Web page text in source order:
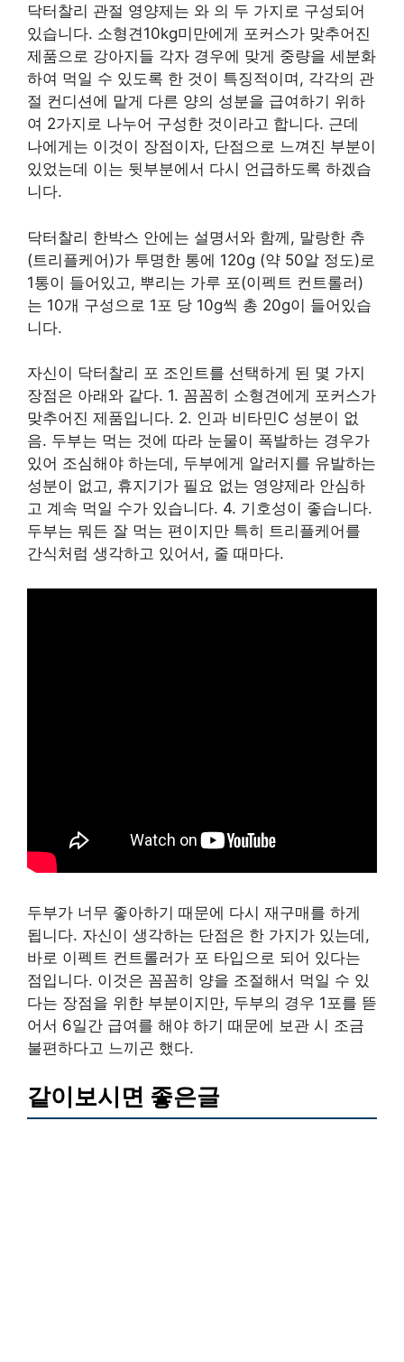
닥터찰리 관절 영양제는 와 의 두 가지로 구성되어
있습니다. 소형견10kg미만에게 포커스가 맞추어진
제품으로 강아지들 각자 경우에 맞게 중량을 세분화
하여 먹일 수 있도록 한 것이 특징적이며, 각각의 관
절 컨디션에 맡게 다른 양의 성분을 급여하기 위하
여 2가지로 나누어 구성한 것이라고 합니다. 근데
나에게는 이것이 장점이자, 단점으로 느껴진 부분이
있었는데 이는 뒷부분에서 다시 언급하도록 하겠습
니다.
닥터찰리 한박스 안에는 설명서와 함께, 말랑한 츄
(트리플케어)가 투명한 통에 120g (약 50알 정도)로
1통이 들어있고, 뿌리는 가루 포(이펙트 컨트롤러)
는 10개 구성으로 1포 당 10g씩 총 20g이 들어있습
니다.
자신이 닥터찰리 포 조인트를 선택하게 된 몇 가지
장점은 아래와 같다. 1. 꼼꼼히 소형견에게 포커스가
맞추어진 제품입니다. 2. 인과 비타민C 성분이 없
음. 두부는 먹는 것에 따라 눈물이 폭발하는 경우가
있어 조심해야 하는데, 두부에게 알러지를 유발하는
성분이 없고, 휴지기가 필요 없는 영양제라 안심하
고 계속 먹일 수가 있습니다. 4. 기호성이 좋습니다.
두부는 뭐든 잘 먹는 편이지만 특히 트리플케어를
간식처럼 생각하고 있어서, 줄 때마다.
두부가 너무 좋아하기 때문에 다시 재구매를 하게
됩니다. 자신이 생각하는 단점은 한 가지가 있는데,
바로 이펙트 컨트롤러가 포 타입으로 되어 있다는
점입니다. 이것은 꼼꼼히 양을 조절해서 먹일 수 있
다는 장점을 위한 부분이지만, 두부의 경우 1포를 뜯
어서 6일간 급여를 해야 하기 때문에 보관 시 조금
불편하다고 느끼곤 했다.
같이보시면 좋은글